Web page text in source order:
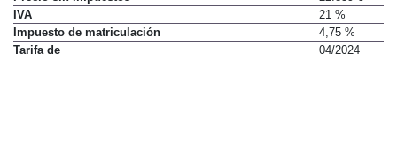
IVA
21 %
Impuesto de matriculación
4,75 %
Tarifa de
04/2024